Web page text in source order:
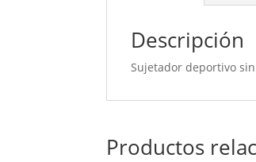
Descripción
Sujetador deportivo
Productos